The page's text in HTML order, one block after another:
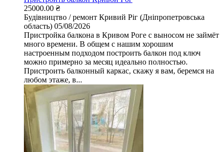
25000.00 ₴
Будівництво / ремонт Кривий Ріг (Дніпропетровська
область) 05/08/2026
Пристройка балкона в Кривом Роге с выносом не займёт
много времени. В общем с нашим хорошим
настроенным подходом построить балкон под ключ
можно примерно за месяц идеально полностью.
Пристроить балконный каркас, скажу я вам, беремся на
любом этаже, в...